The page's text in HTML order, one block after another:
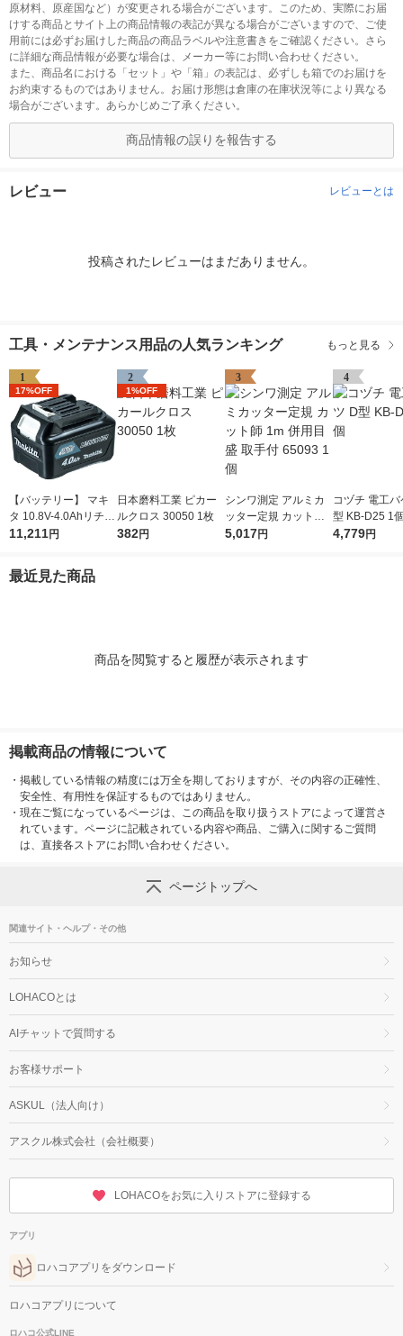
原材料、原産国など）が変更される場合がございます。このため、実際にお届
けする商品とサイト上の商品情報の表記が異なる場合がございますので、ご使
用前には必ずお届けした商品の商品ラベルや注意書きをご確認ください。さら
に詳細な商品情報が必要な場合は、メーカー等にお問い合わせください。
また、商品名における「セット」や「箱」の表記は、必ずしも箱でのお届けを
お約束するものではありません。お届け形態は倉庫の在庫状況等により異なる
場合がございます。あらかじめご了承ください。
商品情報の誤りを報告する
レビュー レビューとは
投稿されたレビューはまだありません。
工具・メンテナンス用品の人気ランキング もっと見る
1
17%OFF
【バッテリー】 マキ
タ 10.8V-4.0Ahリチウ
ムイオンバッテリ A-5
11,211円
2
1%OFF
日本磨料工業 ピカー
ルクロス 30050 1枚
382円
3
シンワ測定 アルミカ
ッター定規 カット師
1m 併用目盛 取手付 6
5,017円
4
コヅチ 電工
型 KB-D25 1
4,779円
最近見た商品
商品を閲覧すると履歴が表示されます
掲載商品の情報について
・ 掲載している情報の精度には万全を期しておりますが、その内容の正確性、
安全性、有用性を保証するものではありません。
・ 現在ご覧になっているページは、この商品を取り扱うストアによって運営さ
れています。ページに記載されている内容や商品、ご購入に関するご質問
は、直接各ストアにお問い合わせください。
ページトップへ
関連サイト・ヘルプ・その他
お知らせ
LOHACOとは
AIチャットで質問する
お客様サポート
ASKUL（法人向け）
アスクル株式会社（会社概要）
LOHACOをお気に入りストアに登録する
アプリ
ロハコアプリをダウンロード
ロハコアプリについて
ロハコ公式LINE